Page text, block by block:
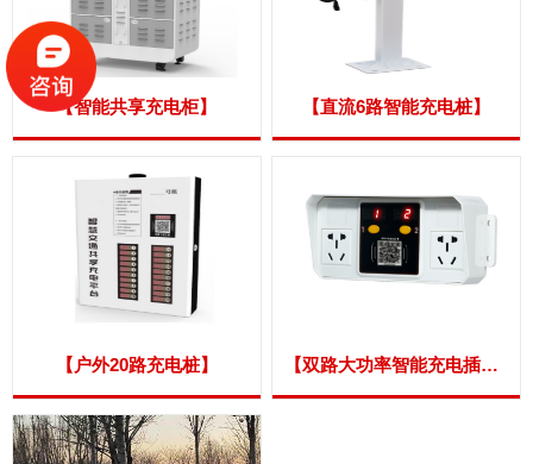
【智能共享充电柜】 【直流6路智能充电桩】
【户外20路充电桩】 【双路大功率智能充电插座】